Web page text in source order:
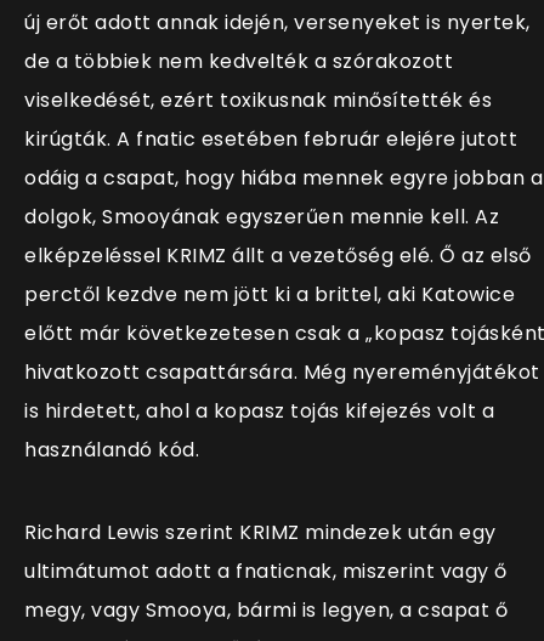
új erőt adott annak idején, versenyeket is nyertek,
de a többiek nem kedvelték a szórakozott
viselkedését, ezért toxikusnak minősítették és
kirúgták. A fnatic esetében február elejére jutott
odáig a csapat, hogy hiába mennek egyre jobban a
dolgok, Smooyának egyszerűen mennie kell. Az
elképzeléssel KRIMZ állt a vezetőség elé. Ő az első
perctől kezdve nem jött ki a brittel, aki Katowice
előtt már következetesen csak a „kopasz
hivatkozott csapattársára. Még nyereményjátékot
is hirdetett, ahol a kopasz tojás kifejezés volt a
használandó kód.
Richard Lewis szerint KRIMZ mindezek után egy
ultimátumot adott a fnaticnak, miszerint vagy ő
megy, vagy Smooya, bármi is legyen, a csapat ő